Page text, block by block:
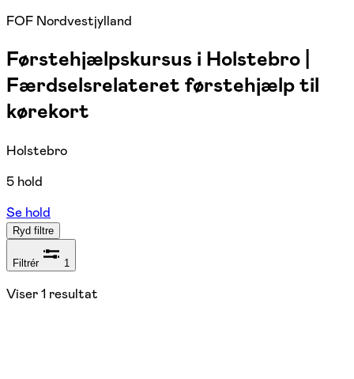
FOF Nordvestjylland
Førstehjælpskursus i Holstebro |
Færdselsrelateret førstehjælp til
kørekort
Holstebro
5 hold
Se hold
Ryd filtre
Filtrér 1
Viser1 resultat